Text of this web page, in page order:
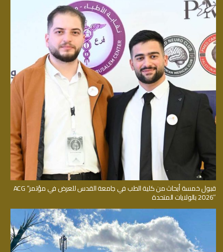
قبول خمسة أبحاث من كلية الطب في جامعة القدس للعرض في مؤتمر” ACG
2026″ بالولايات المتحدة